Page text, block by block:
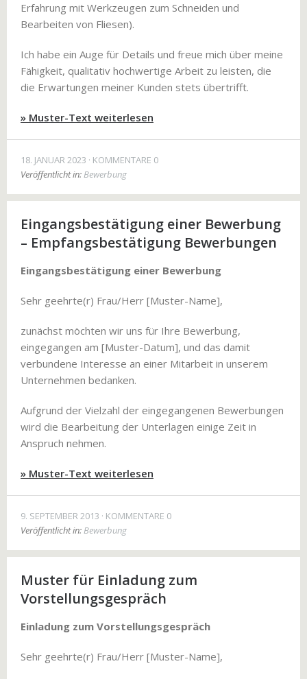
Erfahrung mit Werkzeugen zum Schneiden und
Bearbeiten von Fliesen).
Ich habe ein Auge für Details und freue mich über meine
Fähigkeit, qualitativ hochwertige Arbeit zu leisten, die
die Erwartungen meiner Kunden stets übertrifft.
» Muster-Text weiterlesen
18. JANUAR 2023
KOMMENTARE 0
Veröffentlicht in:Bewerbung
Eingangsbestätigung einer Bewerbung
– Empfangsbestätigung Bewerbungen
Eingangsbestätigung einer Bewerbung
Sehr geehrte(r) Frau/Herr [Muster-Name],
zunächst möchten wir uns für Ihre Bewerbung,
eingegangen am [Muster-Datum], und das damit
verbundene Interesse an einer Mitarbeit in unserem
Unternehmen bedanken.
Aufgrund der Vielzahl der eingegangenen Bewerbungen
wird die Bearbeitung der Unterlagen einige Zeit in
Anspruch nehmen.
» Muster-Text weiterlesen
9. SEPTEMBER 2013
KOMMENTARE 0
Veröffentlicht in:Bewerbung
Muster für Einladung zum
Vorstellungsgespräch
Einladung zum Vorstellungsgespräch
Sehr geehrte(r) Frau/Herr [Muster-Name],